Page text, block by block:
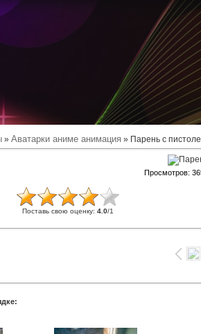
»Аватарки аниме анимация » Парень с
Просмотров:
Поставь свою оценку:4.0/1